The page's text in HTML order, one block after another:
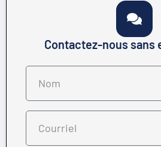
Contactez-nous sans